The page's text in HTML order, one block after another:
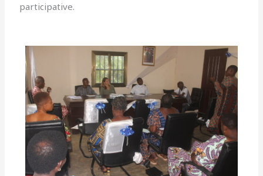
participative.